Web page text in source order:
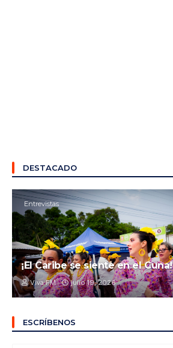
DESTACADO
Entrevistas
¡El Caribe se siente en el Cuna!
Viva FM julio 19, 2026
ESCRÍBENOS